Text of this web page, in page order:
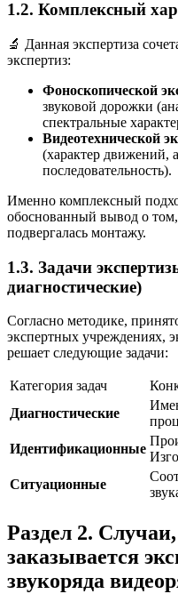
1.2. Комплексный
🔬 Данная экспертиза
экспертиз:
Фоноскопической
звуковой дорожки
спектральные
Видеотехнической
(характер движений,
последовательность).
Именно комплексный
обоснованный вывод о том,
подвергалась монтажу.
1.3. Задачи
диагностические)
Согласно методике,
экспертных учреждениях,
решает следующие задачи:
Категория задач
Диагностические
Идентификационные
Ситуационные
Раздел 2.
заказывается
звукоряда